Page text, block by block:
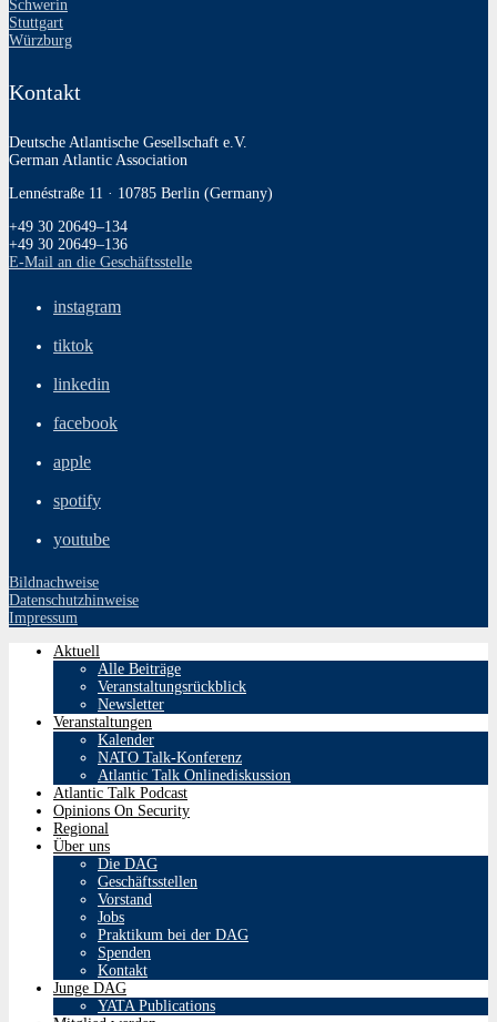
Schwerin
Stuttgart
Würzburg
Kontakt
Deutsche Atlantische Gesellschaft e.V.
German Atlantic Association
Lennéstraße 11 · 10785 Berlin (Germany)
+49 30 20649–134
+49 30 20649–136
E‑Mail an die Geschäftsstelle
instagram
tiktok
linkedin
facebook
apple
spotify
youtube
Bildnachweise
Datenschutzhinweise
Impressum
Aktuell
Alle Beiträge
Veranstaltungsrückblick
Newsletter
Veranstaltungen
Kalender
NATO Talk-Konferenz
Atlantic Talk Onlinediskussion
Atlantic Talk Podcast
Opinions On Security
Regional
Über uns
Die DAG
Geschäftsstellen
Vorstand
Jobs
Praktikum bei der DAG
Spenden
Kontakt
Junge DAG
YATA Publications